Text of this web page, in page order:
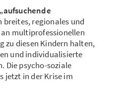
„aufsuchende
breites, regionales und
multiprofessionellen
zu diesen Kindern halten,
und individualisierte
Die psycho-soziale
jetzt in der Krise im